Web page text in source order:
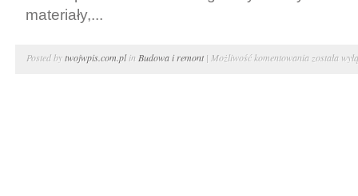
materiały,...
Posted bytwojwpis.com.plin Budowa i remont| Możliwość komentowania Altanka
została